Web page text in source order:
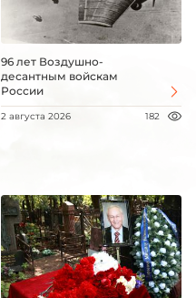
96 лет Воздушно-
десантным войскам
России
2 августа 2026 182